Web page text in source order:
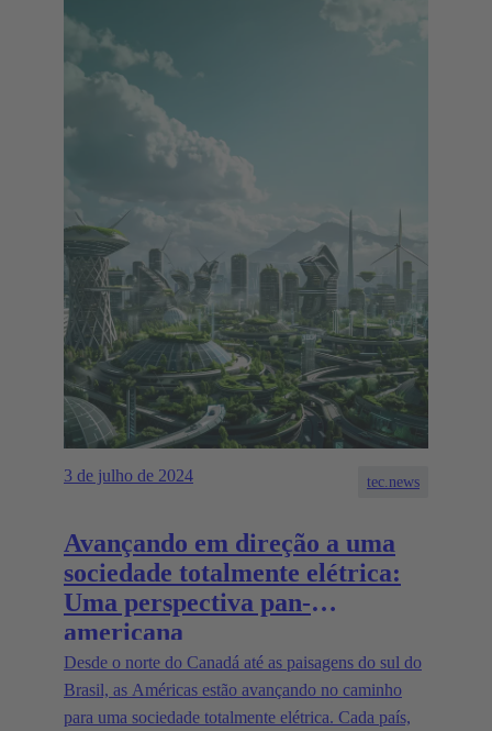
3 de julho de 2024 tec.news
Avançando em direção a uma
sociedade totalmente elétrica:
Uma perspectiva pan-
americana
Desde o norte do Canadá até as paisagens do sul do
Brasil, as Américas estão avançando no caminho
para uma sociedade totalmente elétrica. Cada país,